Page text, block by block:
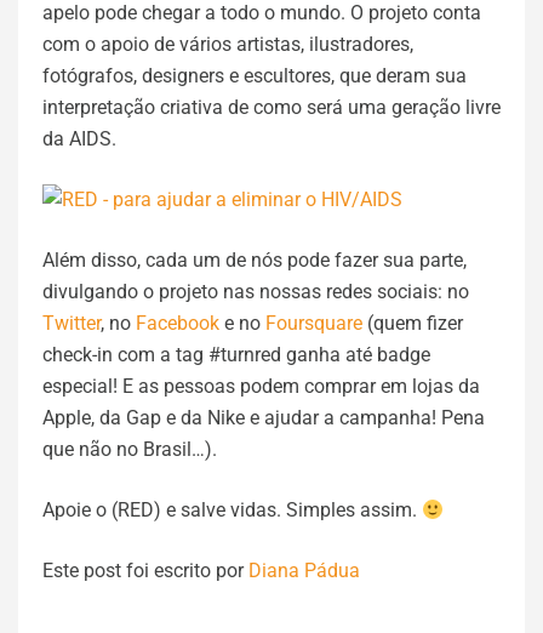
apelo pode chegar a todo o mundo. O projeto conta
com o apoio de vários artistas, ilustradores,
fotógrafos, designers e escultores, que deram sua
interpretação criativa de como será uma geração livre
da AIDS.
Além disso, cada um de nós pode fazer sua parte,
divulgando o projeto nas nossas redes sociais: no
Twitter, no Facebook e no Foursquare (quem fizer
check-in com a tag #turnred ganha até badge
especial! E as pessoas podem comprar em lojas da
Apple, da Gap e da Nike e ajudar a campanha! Pena
que não no Brasil…).
Apoie o (RED) e salve vidas. Simples assim.
Este post foi escrito por Diana Pádua